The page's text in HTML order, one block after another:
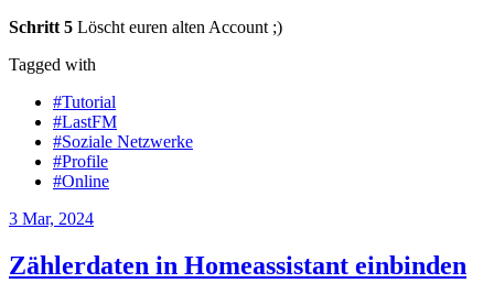
Schritt 5 Löscht euren alten Account ;)
Tagged with
#Tutorial
#LastFM
#Soziale Netzwerke
#Profile
#Online
3 Mar, 2024
Zählerdaten in Homeassistant einbinden